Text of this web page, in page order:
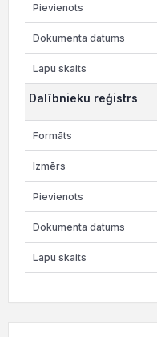
Dalībnieku reģistrs